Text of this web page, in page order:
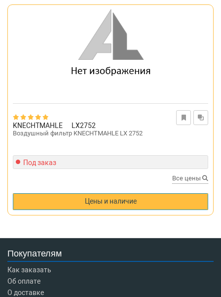
KNECHTMAHLE LX2752
Воздушный фильтр KNECHTMAHLE LX 2752
Под заказ
Все цены
Цены и наличие
Покупателям
Как заказать
Об оплате
О доставке